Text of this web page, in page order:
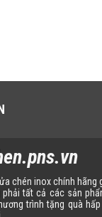
chén inox chính
tất cả các sản
trình tặng quà